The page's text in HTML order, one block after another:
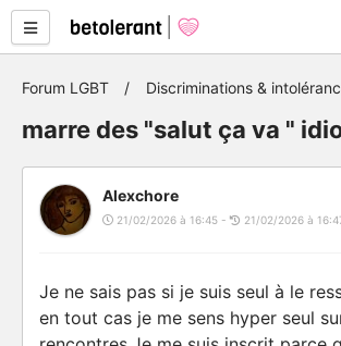
Forum LGBT Discriminations &
marre des "salut ça va "
Alexchore
21/02/2026 à 16:45 - 21/02/2026 à
Je ne sais pas si je suis seul à le
en tout cas je me sens hyper seul